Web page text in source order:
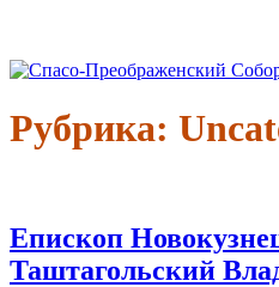
Перейти
содержимому
Спасо-Преображенский Собор
Спасо-Преображенский
Рубрика:
Епископ
Таштагольский